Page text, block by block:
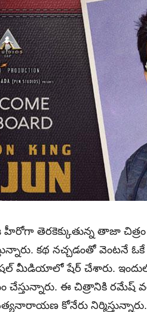
తెరకెక్కుతున్న తాజా చిత్రం
కథ నచ్చడంతో వెంటనే
మీడియాలో షేర్ చేశారు.
ఈ చిత్రానికి రమేష్
కోనేరు